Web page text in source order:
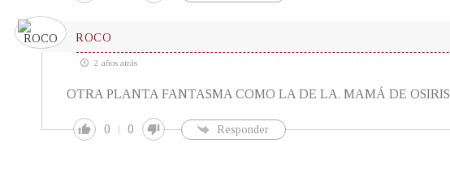
ROCO
2 años atrás
OTRA PLANTA FANTASMA COMO LA DE LA. MAMÁ DE OSIRIS
0 0 Responder